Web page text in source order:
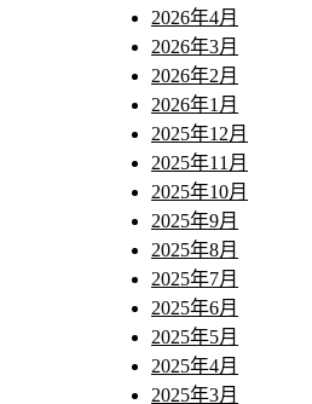
2026年4月
2026年3月
2026年2月
2026年1月
2025年12月
2025年11月
2025年10月
2025年9月
2025年8月
2025年7月
2025年6月
2025年5月
2025年4月
2025年3月